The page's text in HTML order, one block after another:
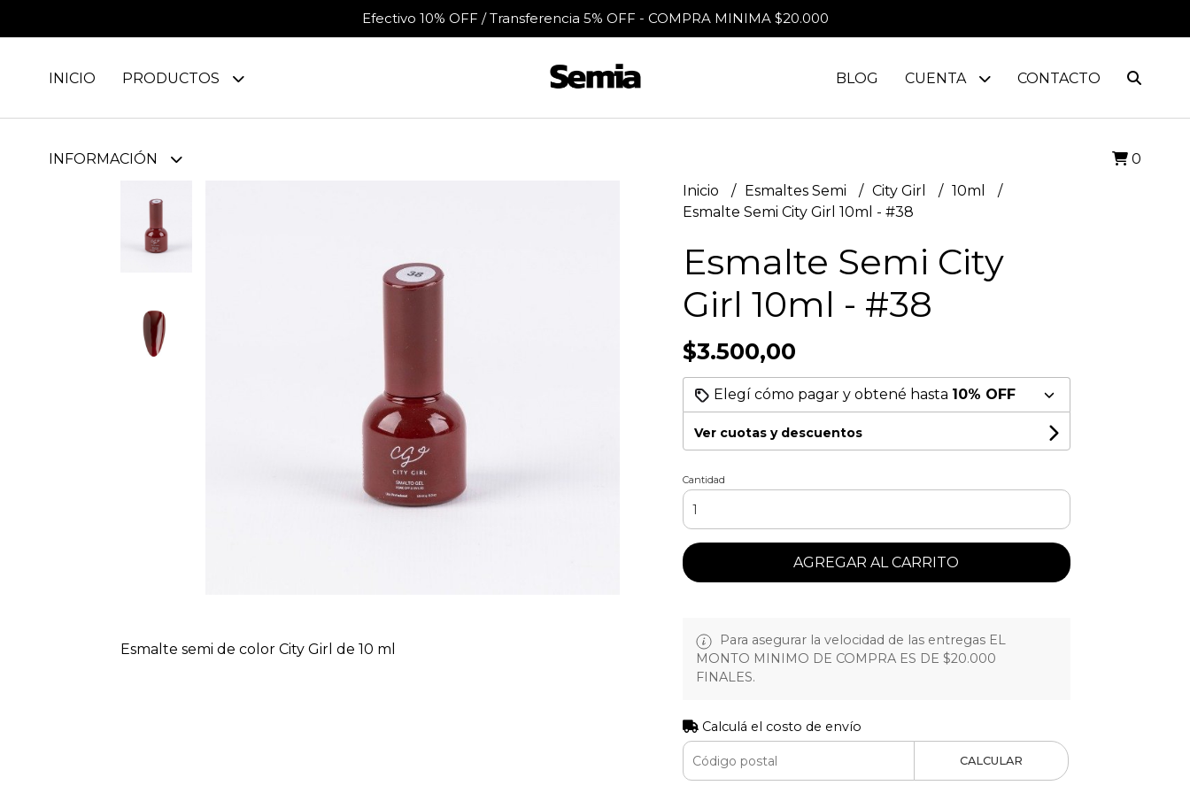
Efectivo 10% OFF / Transferencia 5% OFF - COMPRA MINIMA $20.000
INICIO PRODUCTOS
INFORMACIÓN
BLOG CUENTA CONTACTO
0
Esmalte semi de color City Girl de 10 ml
Inicio Esmaltes Semi City Girl
10ml
Esmalte Semi City Girl 10ml - #38
Esmalte Semi City
Girl 10ml - #38
$3.500,00
Elegí cómo pagar y obtené hasta 10% OFF
Ver cuotas y descuentos
Cantidad
AGREGAR AL CARRITO
Para asegurar la velocidad de las entregas EL
MONTO MINIMO DE COMPRA ES DE $20.000
FINALES.
Calculá el costo de envío
CALCULAR